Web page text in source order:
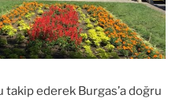
takip ederek Burgas’a doğru